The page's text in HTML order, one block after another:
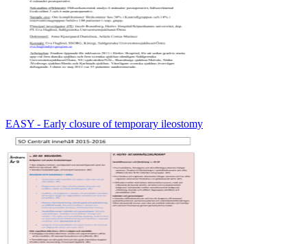
EASY - Early closure of temporary ileostomy